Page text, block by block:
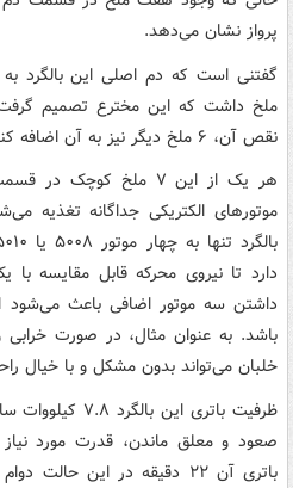
پرواز نشان می‌دهد.
گفتنی است که دم اصلی این بالگرد به
ملخ داشت که این مخترع تصمیم
نقص آن، ۶ ملخ دیگر نیز به آن اضافه کند.
هر یک از این ۷ ملخ
موتورهای الکتریکی جداگانه تغذیه
دارد تا نیروی محرکه قابل مقایسه با
داشتن سه موتور اضافی باعث می‌شود
باشد. به عنوان مثال، در صورت خرابی
خلبان می‌تواند بدون مشکل و با خیال
ظرفیت باتری
باتری آن ۲۲ دقیقه در این